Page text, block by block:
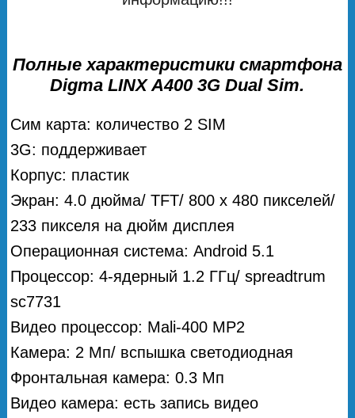
Полные характеристики смартфона
Digma LINX A400 3G Dual Sim.
Сим карта: количество 2 SIM
3G: поддерживает
Корпус: пластик
Экран: 4.0 дюйма/ TFT/ 800 x 480 пикселей/
233 пикселя на дюйм дисплея
Операционная система: Android 5.1
Процессор: 4-ядерный 1.2 ГГц/ spreadtrum
sc7731
Видео процессор: Mali-400 MP2
Камера: 2 Мп/ вспышка светодиодная
Фронтальная камера: 0.3 Мп
Видео камера: есть запись видео